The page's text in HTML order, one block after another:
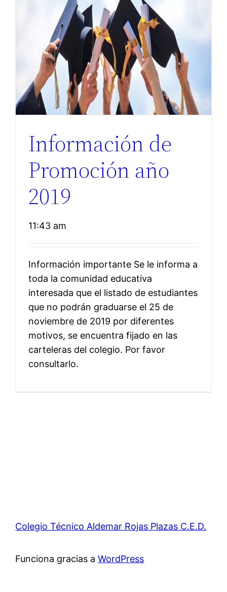
Información de
Promoción año
2019
11:43 am
Información importante Se le informa a
toda la comunidad educativa
interesada que el listado de estudiantes
que no podrán graduarse el 25 de
noviembre de 2019 por diferentes
motivos, se encuentra fijado en las
carteleras del colegio. Por favor
consultarlo.
Colegio Técnico Aldemar Rojas Plazas C.E.D.
Funciona gracias aWordPress